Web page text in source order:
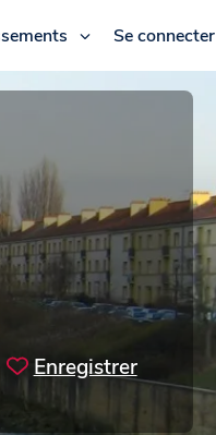
Se connecter
Enregistrer